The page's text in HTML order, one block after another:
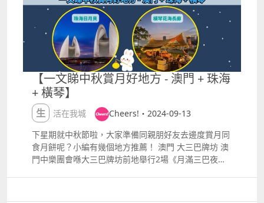
己人生故事的答案？本週 #家庭電影院 播出 朝聖之
路：聖雅各 快點這裡： httpspse.is4lmt2a 與 #金獎
視帝 #馬丁辛 一起走朝聖之路915 日 下午3點 請鎖定
有線電視、MOD 15台 《GOOD TV》APP#優質電影 就
在 #GOODTV 影劇樂小教室：「聖雅各之路」
（#CaminodeSantiago）之主要路線在西班牙境內，
因此俗稱「西班牙朝聖之路」，英文稱為
#TheWayofSaintJames，係指由歐洲各地出發，行至
西班牙加利西亞自治區首府聖地牙哥（Santiago de
Compostela）之朝聖路線，終點為聖地牙哥大教堂，
相傳使徒聖雅各之遺骨存放於此。
【一文睇中秋賞月好地方 - 澳門 + 珠海
+ 橫琴】
生活在我城
Cheers!・2024-09-13
下星期就中秋節啦，大家準備同親朋好友去邊度賞月同
食月餅呢？小編有幾個地方推薦！ 澳門 大三巴牌坊 澳
門中樂團會喺大三巴牌坊前地舉行2場《月滿三巴夜